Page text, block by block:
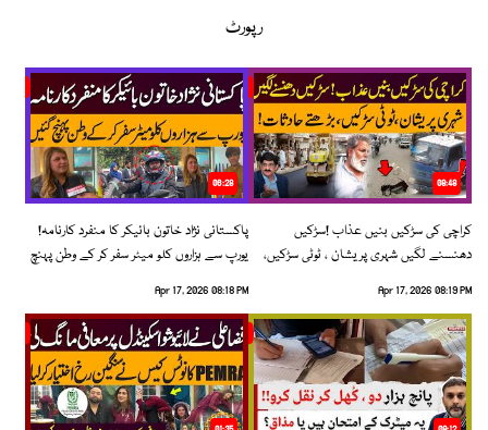
رپورٹ
08:48
کراچی کی سڑکیں بنیں عذاب !سڑکیں
دھنسنے لگیں شہری پریشان ، ٹوٹی سڑکیں،
Apr 17, 2026 08:19 PM
06:28
پاکستانی نژاد خاتون بائیکر کا منفرد کارنامہ!
یورپ سے ہزاروں کلو میٹر سفر کر کے وطن پہنچ
Apr 17, 2026 08:18 PM